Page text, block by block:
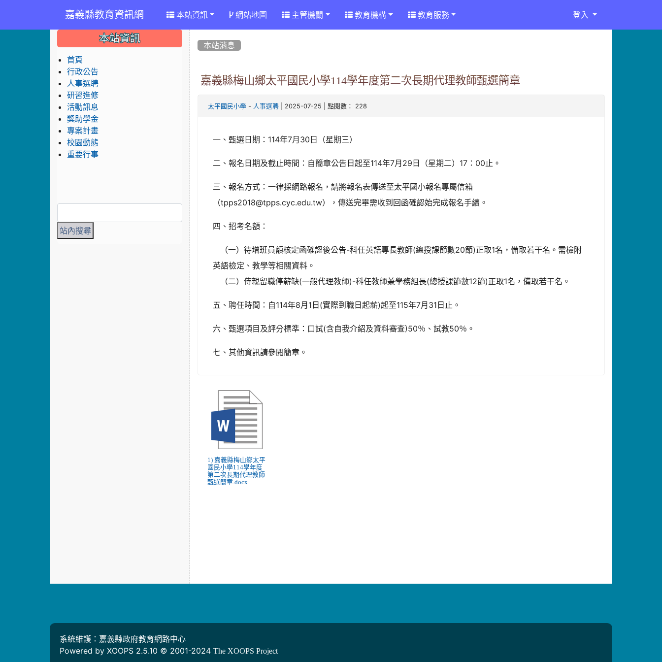
嘉義縣教育資訊網 本站資訊 網站地圖 主管機關 教育機構 教育服務 登入
本站消息
嘉義縣梅山鄉太平國民小學114學年度第二次長期代理教師甄選簡章
太平國民小學 - 人事選聘 | 2025-07-25 | 點閱數： 228
一、甄選日期：114年7月30日（星期三）
二、報名日期及截止時間：自簡章公告日起至114年7月29日（星期二）17：00止。
三、報名方式：一律採網路報名，請將報名表傳送至太平國小報名專屬信箱
（tpps2018@tpps.cyc.edu.tw），傳送完畢需收到回函確認始完成報名手續。
四、招考名額：
（一）待增班員額核定函確認後公告-科任英語專長教師(總授課節數20節)正取1名，備取若干名。需檢附
英語檢定、教學等相關資料。
（二）侍親留職停薪缺(一般代理教師)-科任教師兼學務組長(總授課節數12節)正取1名，備取若干名。
五、聘任時間：自114年8月1日(實際到職日起薪)起至115年7月31日止。
六、甄選項目及評分標準：口試(含自我介紹及資料審查)50％、試教50％。
七、其他資訊請參閱簡章。
1) 嘉義縣梅山鄉太平
國民小學114學年度
第二次長期代理教師
甄選簡章.docx
::: 本站資訊
首頁
行政公告
人事選聘
研習進修
活動訊息
獎助學金
專案計畫
校園動態
重要行事
系統維護：嘉義縣政府教育網路中心
Powered by XOOPS 2.5.10 © 2001-2024 The XOOPS Project